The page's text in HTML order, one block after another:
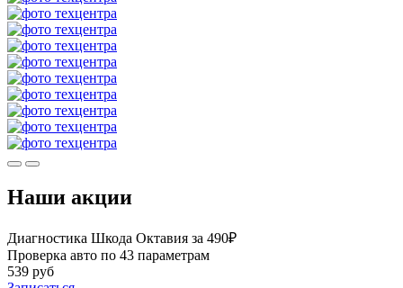
Наши акции
Диагностика Шкода Октавия за 490₽
Проверка авто по 43 параметрам
539 руб